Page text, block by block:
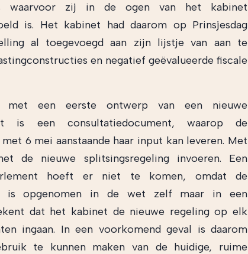
waarvoor zij in de ogen van het kabinet
is. Het kabinet had daarom op Prinsjesdag
al toegevoegd aan zijn lijstje van aan te
en negatief geëvalueerde fiscale
een eerste ontwerp van een nieuwe
is een consultatiedocument, waarop de
6 mei aanstaande haar input kan leveren. Met
de nieuwe splitsingsregeling invoeren. Een
hoeft er niet te komen, omdat de
is opgenomen in de wet zelf maar in een
dat het kabinet de nieuwe regeling op elk
ingaan. In een voorkomend geval is daarom
te kunnen maken van de huidige, ruime